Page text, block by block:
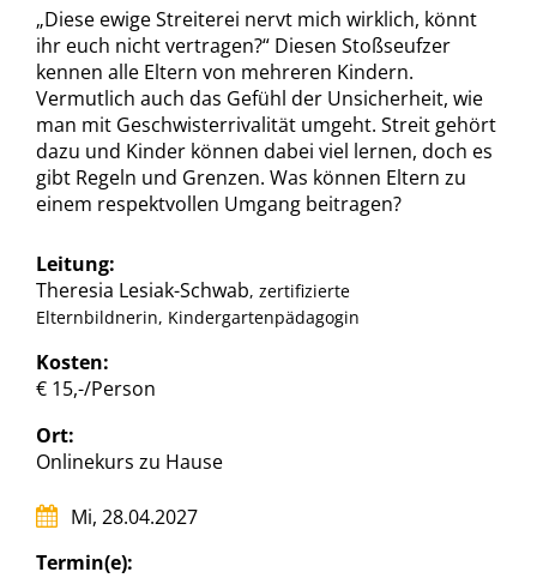
„Diese ewige Streiterei nervt mich wirklich, könnt
ihr euch nicht vertragen?“ Diesen Stoßseufzer
kennen alle Eltern von mehreren Kindern.
Vermutlich auch das Gefühl der Unsicherheit, wie
man mit Geschwisterrivalität umgeht. Streit gehört
dazu und Kinder können dabei viel lernen, doch es
gibt Regeln und Grenzen. Was können Eltern zu
einem respektvollen Umgang beitragen?
Leitung:
Theresia Lesiak-Schwab, zertifizierte
Elternbildnerin, Kindergartenpädagogin
Kosten:
€ 15,-/Person
Ort:
Onlinekurs zu Hause
Mi, 28.04.2027
Termin(e):